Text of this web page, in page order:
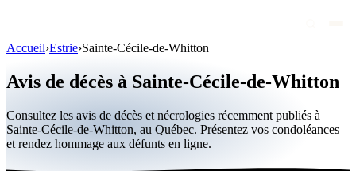
Personnalités publiques
Québec
Canada
Accueil›Estrie›Sainte-Cécile-de-Whitton
Avis de décès à Sainte-Cécile-de-Whitton
Consultez les avis de décès et nécrologies récemment publiés à
Sainte-Cécile-de-Whitton, au Québec. Présentez vos condoléances
et rendez hommage aux défunts en ligne.